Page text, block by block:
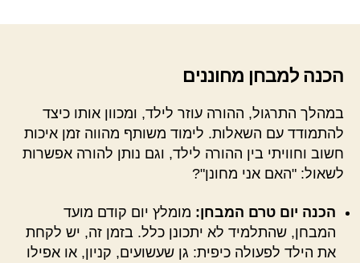
הכנה למבחן מחוננים
במהלך התרגול, ההורה עוזר לילד, ומכוון אותו כיצד
להתמודד עם השאלות. לימוד משותף מהווה זמן איכות
חשוב וחוויתי בין ההורה לילד, וגם נותן להורה אפשרות
לשאול: "האם אני מחונן"?
הכנה יום טרם המבחן: מומלץ יום קודם מועד
המבחן, שהתלמיד לא יתכונן כלל. בזמן זה, יש לקחת
את הילד לפעולה כיפית: גן שעשועים, קניון, או אפילו